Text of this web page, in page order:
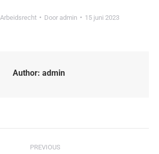
Arbeidsrecht Door admin 15 juni 2023
Author: admin
PREVIOUS